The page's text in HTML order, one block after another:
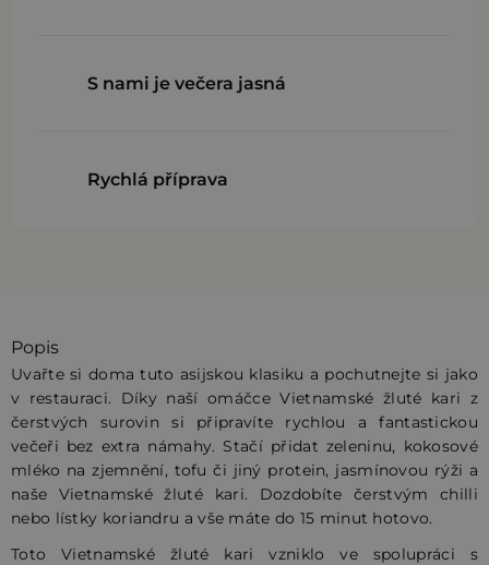
S nami je večera jasná
Rychlá příprava
Popis
Uvařte si doma tuto asijskou klasiku a pochutnejte si jako
v restauraci. Díky naší omáčce Vietnamské žluté kari z
čerstvých surovin si připravíte rychlou a fantastickou
večeři bez extra námahy. Stačí přidat zeleninu, kokosové
mléko na zjemnění, tofu či jiný protein, jasmínovou rýži a
naše Vietnamské žluté kari. Dozdobíte čerstvým chilli
nebo lístky koriandru a vše máte do 15 minut hotovo.
Toto Vietnamské žluté kari vzniklo ve spolupráci s